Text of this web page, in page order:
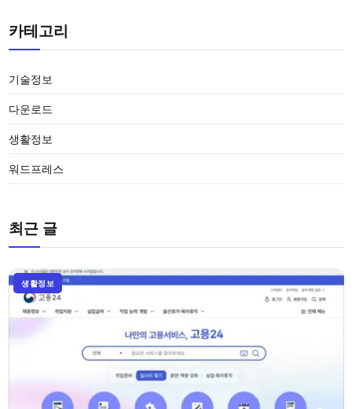
카테고리
기술정보
다운로드
생활정보
워드프레스
최근 글
생활정보